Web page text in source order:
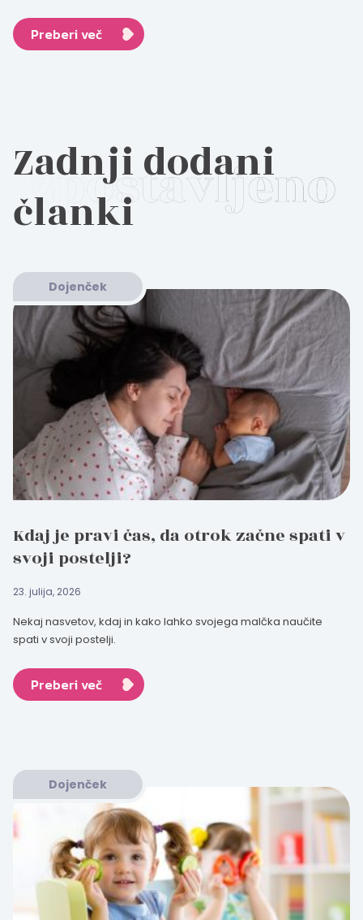
Preberi več
Zadnji dodani
članki
Dojenček
Kdaj je pravi čas, da otrok začne spati v
svoji postelji?
23. julija, 2026
Nekaj nasvetov, kdaj in kako lahko svojega malčka naučite
spati v svoji postelji.
Preberi več
Dojenček